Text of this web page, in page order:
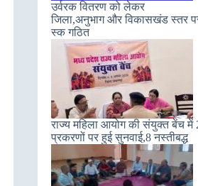
उर्वरक वितरण को लेकर
जिला,अनुभाग और विकासखंड स्तर
स्क गठित
राज्य महिला आयोग की संयुक्त बेंच में
प्रकरणों पर हुई सुनवाई,8 नस्तीबद्ध